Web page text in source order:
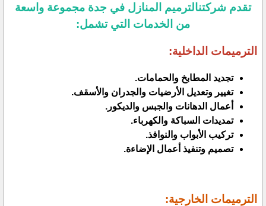
تقدم شركتنالترميم المنازل في جدة مجموعة واسعة
من الخدمات التي تشمل:
الترميمات الداخلية:
تجديد المطابخ والحمامات.
تغيير وتعديل الأرضيات والجدران والأسقف.
أعمال الدهانات والجبس والديكور.
تمديدات السباكة والكهرباء.
تركيب الأبواب والنوافذ.
تصميم وتنفيذ أعمال الإضاءة.
الترميمات الخارجية: